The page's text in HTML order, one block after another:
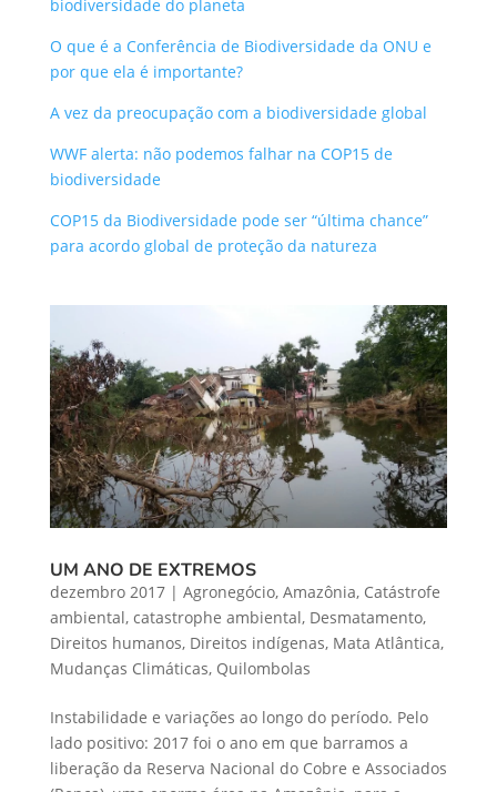
biodiversidade do planeta
O que é a Conferência de Biodiversidade da ONU e
por que ela é importante?
A vez da preocupação com a biodiversidade global
WWF alerta: não podemos falhar na COP15 de
biodiversidade
COP15 da Biodiversidade pode ser “última chance”
para acordo global de proteção da natureza
UM ANO DE EXTREMOS
dezembro 2017| Agronegócio, Amazônia, Catástrofe
ambiental, catastrophe ambiental, Desmatamento,
Direitos humanos, Direitos indígenas, Mata Atlântica,
Mudanças Climáticas, Quilombolas
Instabilidade e variações ao longo do período. Pelo
lado positivo: 2017 foi o ano em que barramos a
liberação da Reserva Nacional do Cobre e Associados